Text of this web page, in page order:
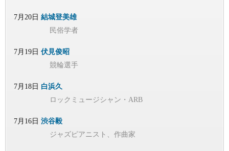
7月20日 結城登美雄
民俗学者
7月19日 伏見俊昭
競輪選手
7月18日 白浜久
ロックミュージシャン・ARB
7月16日 渋谷毅
ジャズピアニスト、作曲家